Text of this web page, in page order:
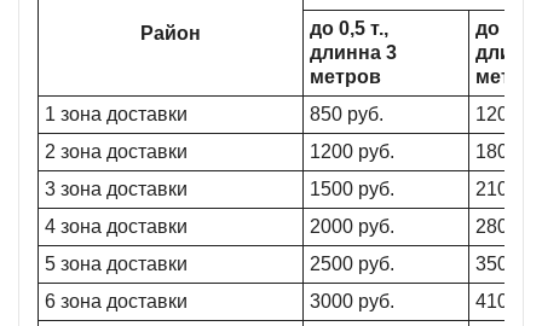
Район
до 0,5 т.,
длинна 3
метров
до 1,5
1 зона доставки
850 руб.
1200
2 зона доставки
1200 руб.
1800
3 зона доставки
1500 руб.
2100
4 зона доставки
2000 руб.
2800
5 зона доставки
2500 руб.
3500
6 зона доставки
3000 руб.
4100